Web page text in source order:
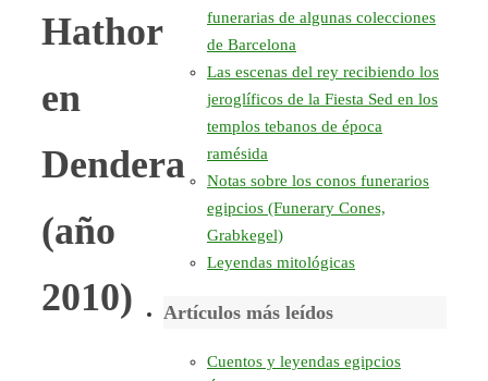
Hathor
en
Dendera
(año
2010)
funerarias de algunas colecciones
de Barcelona
Las escenas del rey recibiendo los
jeroglíficos de la Fiesta Sed en los
templos tebanos de época
ramésida
Notas sobre los conos funerarios
egipcios (Funerary Cones,
Grabkegel)
Leyendas mitológicas
Artículos más leídos
Cuentos y leyendas egipcios